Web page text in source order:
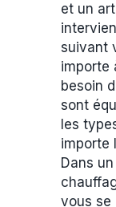
et un
suivant
importe
besoin
sont
les
importe
Dans
vous se